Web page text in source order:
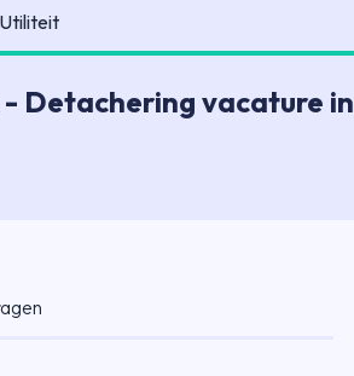
Detachering vacature in